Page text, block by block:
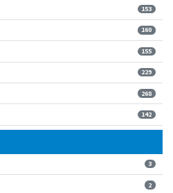
153
160
155
229
268
142
3
2